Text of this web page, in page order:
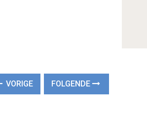
VORIGE FOLGENDE